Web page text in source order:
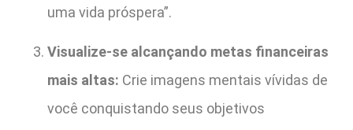
uma vida próspera”.
Visualize-se alcançando metas financeiras
mais altas: Crie imagens mentais vívidas de
você conquistando seus objetivos